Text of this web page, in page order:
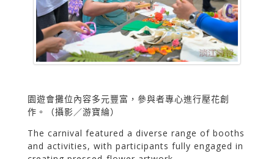
園遊會攤位內容多元豐富，參與者專心進行壓花創
作。（攝影／游寶綸）
The carnival featured a diverse range of booths
and activities, with participants fully engaged in